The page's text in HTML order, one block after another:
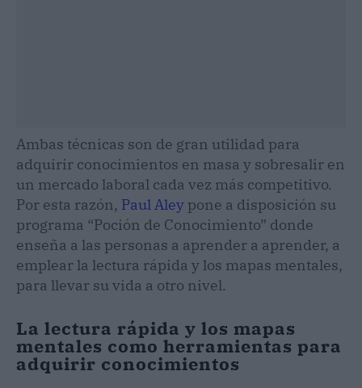
Ambas técnicas son de gran utilidad para
adquirir conocimientos en masa y sobresalir en
un mercado laboral cada vez más competitivo.
Por esta razón, Paul Aley pone a disposición su
programa “Poción de Conocimiento” donde
enseña a las personas a aprender a aprender, a
emplear la lectura rápida y los mapas mentales,
para llevar su vida a otro nivel.
La lectura rápida y los mapas
mentales como herramientas para
adquirir conocimientos